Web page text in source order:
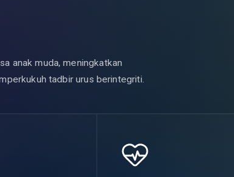
anak muda, meningkatkan
tadbir urus berintegriti.